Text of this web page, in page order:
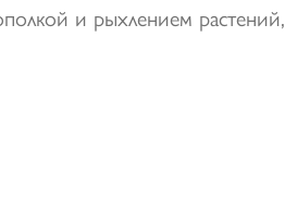
и рыхлением растений,